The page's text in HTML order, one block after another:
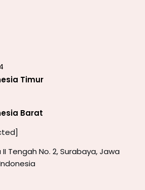
Timur
Barat
II Tengah No. 2, Surabaya, Jawa